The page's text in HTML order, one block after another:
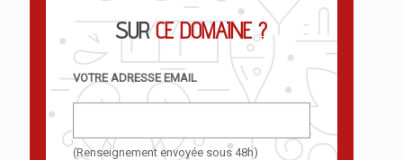
SURCE DOMAINE ?
VOTRE ADRESSE EMAIL
(Renseignement envoyée sous 48h)